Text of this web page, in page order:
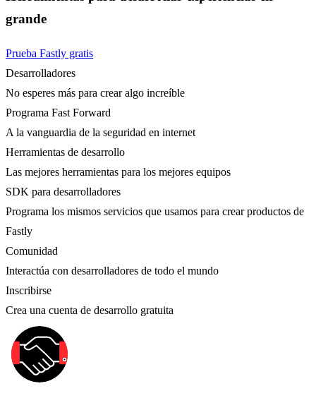
grande
Prueba Fastly gratis
Desarrolladores
No esperes más para crear algo increíble
Programa Fast Forward
A la vanguardia de la seguridad en internet
Herramientas de desarrollo
Las mejores herramientas para los mejores equipos
SDK para desarrolladores
Programa los mismos servicios que usamos para crear productos de
Fastly
Comunidad
Interactúa con desarrolladores de todo el mundo
Inscribirse
Crea una cuenta de desarrollo gratuita